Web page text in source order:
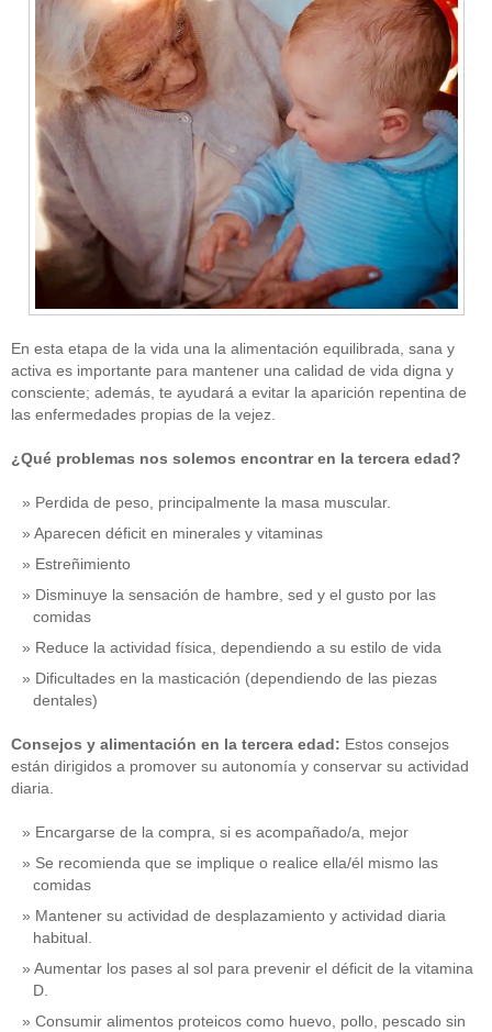
En esta etapa de la vida una la alimentación equilibrada, sana y
activa es importante para mantener una calidad de vida digna y
consciente; además, te ayudará a evitar la aparición repentina de
las enfermedades propias de la vejez.
¿Qué problemas nos solemos encontrar en la tercera edad?
Perdida de peso, principalmente la masa muscular.
Aparecen déficit en minerales y vitaminas
Estreñimiento
Disminuye la sensación de hambre, sed y el gusto por las
comidas
Reduce la actividad física, dependiendo a su estilo de vida
Dificultades en la masticación (dependiendo de las piezas
dentales)
Consejos y alimentación en la tercera edad: Estos consejos
están dirigidos a promover su autonomía y conservar su actividad
diaria.
Encargarse de la compra, si es acompañado/a, mejor
Se recomienda que se implique o realice ella/él mismo las
comidas
Mantener su actividad de desplazamiento y actividad diaria
habitual.
Aumentar los pases al sol para prevenir el déficit de la vitamina
D.
Consumir alimentos proteicos como huevo, pollo, pescado sin